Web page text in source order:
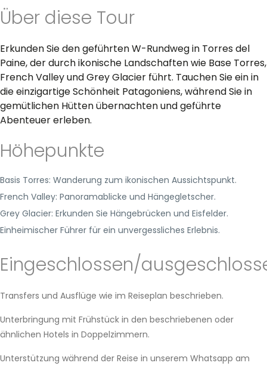
Über diese Tour
Erkunden Sie den geführten W-Rundweg in Torres del
Paine, der durch ikonische Landschaften wie Base Torres,
French Valley und Grey Glacier führt. Tauchen Sie ein in
die einzigartige Schönheit Patagoniens, während Sie in
gemütlichen Hütten übernachten und geführte
Abenteuer erleben.
Höhepunkte
Basis Torres: Wanderung zum ikonischen Aussichtspunkt.
French Valley: Panoramablicke und Hängegletscher.
Grey Glacier: Erkunden Sie Hängebrücken und Eisfelder.
Einheimischer Führer für ein unvergessliches Erlebnis.
Eingeschlossen/
Transfers und Ausflüge wie im Reiseplan beschrieben.
Unterbringung mit Frühstück in den beschriebenen oder
ähnlichen Hotels in Doppelzimmern.
Unterstützung während der Reise in unserem Whatsapp am